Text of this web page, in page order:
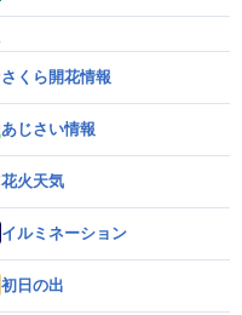
さくら開花情報
あじさい情報
花火天気
イルミネーション
初日の出